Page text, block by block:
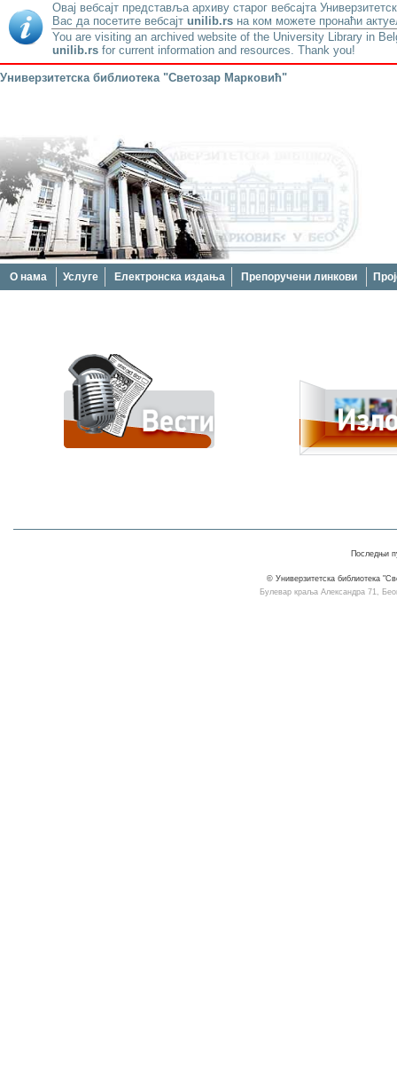
Овај вебсајт представља архиву старог вебсајта
Вас да посетите вебсајт unilib.rs на ком можете пронаћи
You are visiting an archived website of the University Library in
unilib.rs for current information and resources. Thank you!
Универзитетска библиотека "Светозар Марковић"
О нама Услуге Електронска издања Препоручени линкови
Последњи
© Универзитетска библиотека
Булевар краља Александра 71,